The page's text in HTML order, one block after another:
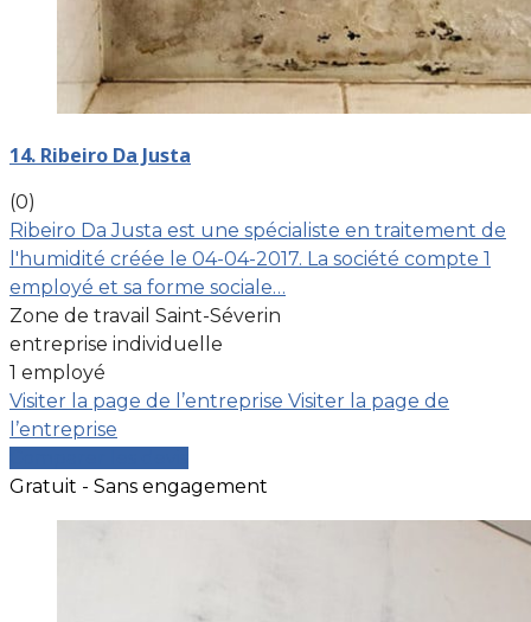
14. Ribeiro Da Justa
(0)
Ribeiro Da Justa est une spécialiste en traitement de
l'humidité créée le 04-04-2017. La société compte 1
employé et sa forme sociale…
Zone de travail Saint-Séverin
entreprise individuelle
1 employé
Visiter la page de l’entreprise Visiter la page de
l’entreprise
Gratuit - Sans engagement